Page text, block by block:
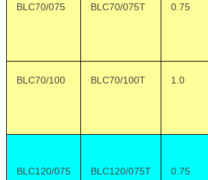
BLC70/075 BLC70/075T 0.75
BLC70/100 BLC70/100T 1.0
BLC120/075 BLC120/075T 0.75